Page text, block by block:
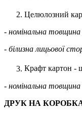
Целюлозний
- номінальна
- білизна лицьової
Крафт картон -
- номінальна
ДРУК НА